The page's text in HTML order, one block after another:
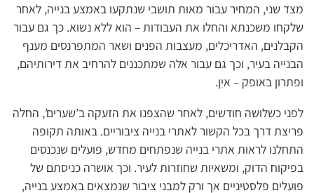
מצד שני, המחיר עבור מאות תושבי שנתקעו באמצע בנייה, לאחר
שלקחו משכנתא והחלו את העבודות – הוא ללא נשוא. כך גם עבור
הקבלנים, האדריכלים, מעצבות הפנים ושאר המתפרנסים מענף
הבנייה בעיר, וכך גם עבור אלה שמתכננים להרחיב את דירותיהם,
ופתרון באופק – איִן.
לפני כשלושה חודשים, לאחר שהצפנו את הזעקה ב’שערים’, החלה
פריצת דרך בכל הקשור לאתרי בנייה ציבוריים. באותה תקופה
התחלנו לראות אתרי בנייה שנפתחים מחדש, פועלים שנכנסים
בפיקוח הדוק, ומשאיות שחוזרות לעיר. וכך אושרה כניסתם של
פועלים פלסטיניים אך ורק למבני ציבור שנמצאים באמצע בנייה,